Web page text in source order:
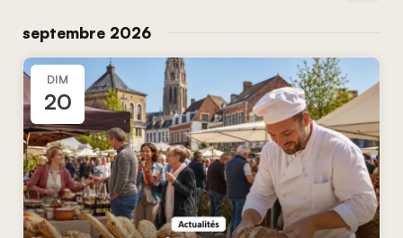
vues
une
septembre 2026
DIM
20